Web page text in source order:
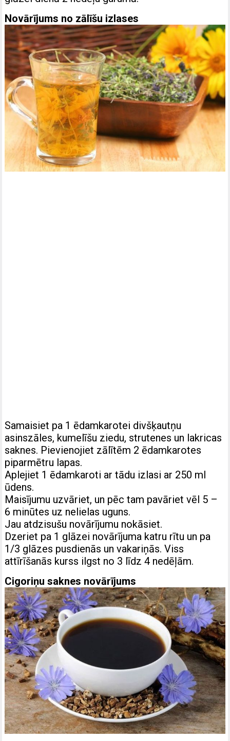
Novārījums no zālīšu izlases
Samaisiet pa 1 ēdamkarotei divšķautņu
asinszāles, kumelīšu ziedu, strutenes un lakricas
saknes. Pievienojiet zālītēm 2 ēdamkarotes
piparmētru lapas.
Aplejiet 1 ēdamkaroti ar tādu izlasi ar 250 ml
ūdens.
Maisījumu uzvāriet, un pēc tam pavāriet vēl 5 –
6 minūtes uz nelielas uguns.
Jau atdzisušu novārījumu nokāsiet.
Dzeriet pa 1 glāzei novārījuma katru rītu un pa
1/3 glāzes pusdienās un vakariņās. Viss
attīrīšanās kurss ilgst no 3 līdz 4 nedēļām.
Cigoriņu saknes novārījums